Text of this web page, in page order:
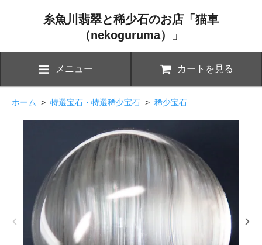
糸魚川翡翠と稀少石のお店「猫車
（nekoguruma）」
メニュー カートを見る
ホーム > 特選宝石・特選稀少宝石 > 稀少宝石